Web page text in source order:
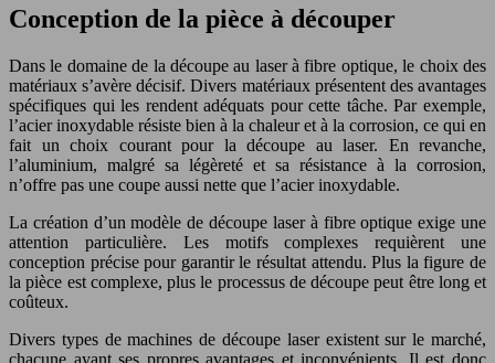
Conception de la pièce à découper
Dans le domaine de la découpe au laser à fibre optique, le choix des
matériaux s’avère décisif. Divers matériaux présentent des avantages
spécifiques qui les rendent adéquats pour cette tâche. Par exemple,
l’acier inoxydable résiste bien à la chaleur et à la corrosion, ce qui en
fait un choix courant pour la découpe au laser. En revanche,
l’aluminium, malgré sa légèreté et sa résistance à la corrosion,
n’offre pas une coupe aussi nette que l’acier inoxydable.
La création d’un modèle de découpe laser à fibre optique exige une
attention particulière. Les motifs complexes requièrent une
conception précise pour garantir le résultat attendu. Plus la figure de
la pièce est complexe, plus le processus de découpe peut être long et
coûteux.
Divers types de machines de découpe laser existent sur le marché,
chacune ayant ses propres avantages et inconvénients. Il est donc